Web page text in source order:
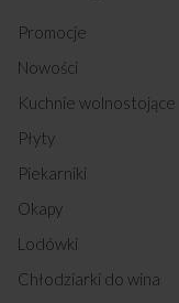
Promocje
Nowości
Kuchnie wolnostojące
Płyty
Piekarniki
Okapy
Lodówki
Chłodziarki do wina